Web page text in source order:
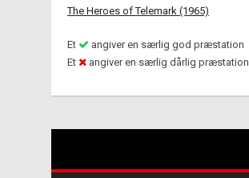
The Heroes of Telemark (1965)
Et
angiver en særlig god præstation
Et
angiver en særlig dårlig præstation